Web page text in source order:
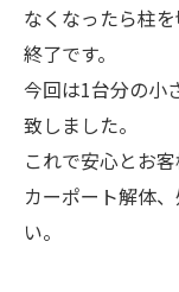
なくなったら柱
終了です。
今回は1台分の小
致しました。
これで安心とお
カーポート解体
い。